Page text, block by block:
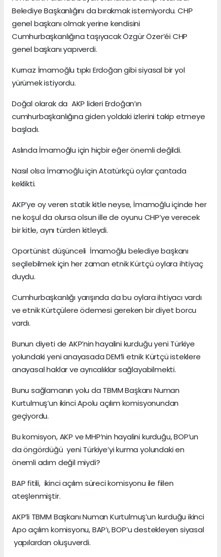
Belediye Başkanlığını da bırakmak istemiyordu. CHP
genel başkanı olmak yerine kendisini
Cumhurbaşkanlığına taşıyacak Özgür Özer’éi CHP
genel başkanı yapıverdi.
Kurnaz İmamoğlu tıpkı Erdoğan gibi siyasal bir yol
yürümek istiyordu.
Doğal olarak da AKP lideri Erdoğan’ın
cumhurbaşkanlığına giden yoldaki izlerini takip etmeye
başladı.
Aslında İmamoğlu için hiçbir eğer önemli değildi.
Nasıl olsa İmamoğlu için Atatürkçü oylar çantada
keklikti.
AKP’ye oy veren statik kitle neyse, İmamoğlu içinde her
ne koşul da olursa olsun ille de oyunu CHP’ye verecek
bir kitle, aynı türden kitleydi.
Oportünist düşünceli İmamoğlu belediye başkanı
seçilebilmek için her zaman etnik Kürtçü oylara ihtiyaç
duydu.
Cumhurbaşkanlığı yarışında da bu oylara ihtiyacı vardı
ve etnik Kürtçülere ödemesi gereken bir diyet borcu
vardı.
Bunun diyeti de AKP’nin hayalini kurduğu yeni Türkiye
yolundaki yeni anayasada DEM’li etnik Kürtçü isteklere
anayasal haklar ve ayrıcalıklar sağlayabilmekti.
Bunu sağlamanın yolu da TBMM Başkanı Numan
Kurtulmuş’un ikinci Apolu açılım komisyonundan
geçiyordu.
Bu komisyon, AKP ve MHP’nin hayalini kurduğu, BOP’un
da öngördüğü yeni Türkiye’yi kurma yolundaki en
önemli adım değil miydi?
BAP fitili, ikinci açılım süreci komisyonu ile fiilen
ateşlenmiştir.
AKP’li TBMM Başkanı Numan Kurtulmuş’un kurduğu ikinci
Apo açılım komisyonu, BAP’ı, BOP’u destekleyen siyasal
yapılardan oluşuverdi.